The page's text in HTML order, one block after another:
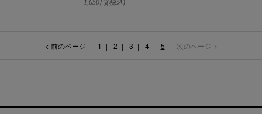
1,650円(税込)
< 前のページ 1 2 3 4 5 次のページ >